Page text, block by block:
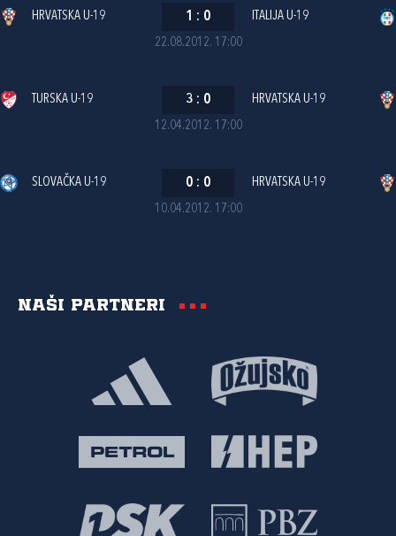
22.08.2012. 17:00
HRVATSKA U-19 1 : 0 ITALIJA U-19
12.04.2012. 17:00
TURSKA U-19 3 : 0 HRVATSKA U-19
10.04.2012. 17:00
SLOVAČKA U-19 0 : 0 HRVATSKA U-19
Naši partneri